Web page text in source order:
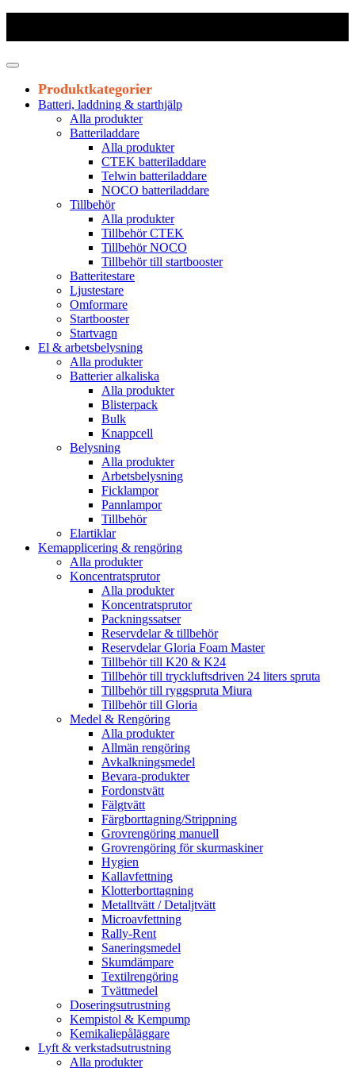
Produktkategorier
Batteri, laddning & starthjälp
Alla produkter
Batteriladdare
Alla produkter
CTEK batteriladdare
Telwin batteriladdare
NOCO batteriladdare
Tillbehör
Alla produkter
Tillbehör CTEK
Tillbehör NOCO
Tillbehör till startbooster
Batteritestare
Ljustestare
Omformare
Startbooster
Startvagn
El & arbetsbelysning
Alla produkter
Batterier alkaliska
Alla produkter
Blisterpack
Bulk
Knappcell
Belysning
Alla produkter
Arbetsbelysning
Ficklampor
Pannlampor
Tillbehör
Elartiklar
Kemapplicering & rengöring
Alla produkter
Koncentratsprutor
Alla produkter
Koncentratsprutor
Packningssatser
Reservdelar & tillbehör
Reservdelar Gloria Foam Master
Tillbehör till K20 & K24
Tillbehör till tryckluftsdriven 24 liters spruta
Tillbehör till ryggspruta Miura
Tillbehör till Gloria
Medel & Rengöring
Alla produkter
Allmän rengöring
Avkalkningsmedel
Bevara-produkter
Fordonstvätt
Fälgtvätt
Färgborttagning/Strippning
Grovrengöring manuell
Grovrengöring för skurmaskiner
Hygien
Kallavfettning
Klotterborttagning
Metalltvätt / Detaljtvätt
Microavfettning
Rally-Rent
Saneringsmedel
Skumdämpare
Textilrengöring
Tvättmedel
Doseringsutrustning
Kempistol & Kempump
Kemikaliepåläggare
Lyft & verkstadsutrustning
Alla produkter